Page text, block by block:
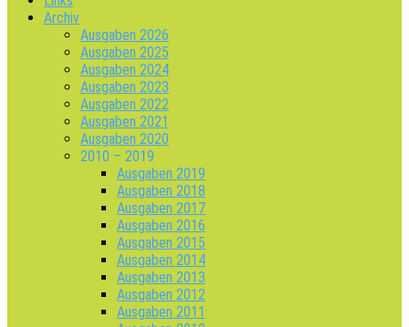
Archiv
Ausgaben 2026
Ausgaben 2025
Ausgaben 2024
Ausgaben 2023
Ausgaben 2022
Ausgaben 2021
Ausgaben 2020
2010 – 2019
Ausgaben 2019
Ausgaben 2018
Ausgaben 2017
Ausgaben 2016
Ausgaben 2015
Ausgaben 2014
Ausgaben 2013
Ausgaben 2012
Ausgaben 2011